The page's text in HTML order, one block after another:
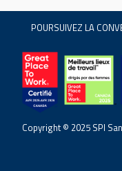
POURSUIVEZ LA
Copyright © 2025 SPI